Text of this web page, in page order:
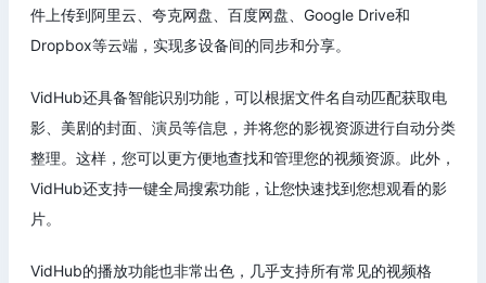
件上传到阿里云、夸克网盘、百度网盘、Google Drive和
Dropbox等云端，实现多设备间的同步和分享。
VidHub还具备智能识别功能，可以根据文件名自动匹配获取电
影、美剧的封面、演员等信息，并将您的影视资源进行自动分类
整理。这样，您可以更方便地查找和管理您的视频资源。此外，
VidHub还支持一键全局搜索功能，让您快速找到您想观看的影
片。
VidHub的播放功能也非常出色，几乎支持所有常见的视频格